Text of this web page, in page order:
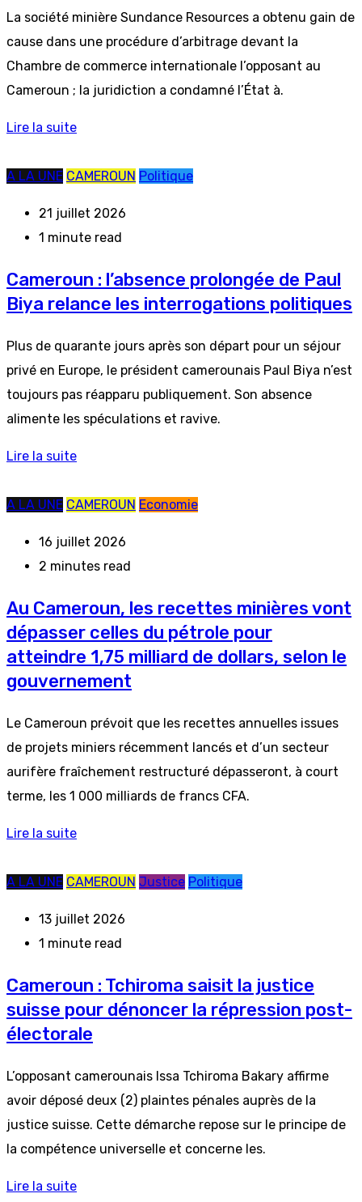
La société minière Sundance Resources a obtenu gain de
cause dans une procédure d’arbitrage devant la
Chambre de commerce internationale l’opposant au
Cameroun ; la juridiction a condamné l’État à.
Lire la suite
A LA UNE CAMEROUN Politique
21 juillet 2026
1 minute read
Cameroun : l’absence prolongée de Paul
Biya relance les interrogations politiques
Plus de quarante jours après son départ pour un séjour
privé en Europe, le président camerounais Paul Biya n’est
toujours pas réapparu publiquement. Son absence
alimente les spéculations et ravive.
Lire la suite
A LA UNE CAMEROUN Economie
16 juillet 2026
2 minutes read
Au Cameroun, les recettes minières vont
dépasser celles du pétrole pour
atteindre 1,75 milliard de dollars, selon le
gouvernement
Le Cameroun prévoit que les recettes annuelles issues
de projets miniers récemment lancés et d’un secteur
aurifère fraîchement restructuré dépasseront, à court
terme, les 1 000 milliards de francs CFA.
Lire la suite
A LA UNE CAMEROUN Justice Politique
13 juillet 2026
1 minute read
Cameroun : Tchiroma saisit la justice
suisse pour dénoncer la répression post-
électorale
L’opposant camerounais Issa Tchiroma Bakary affirme
avoir déposé deux (2) plaintes pénales auprès de la
justice suisse. Cette démarche repose sur le principe de
la compétence universelle et concerne les.
Lire la suite